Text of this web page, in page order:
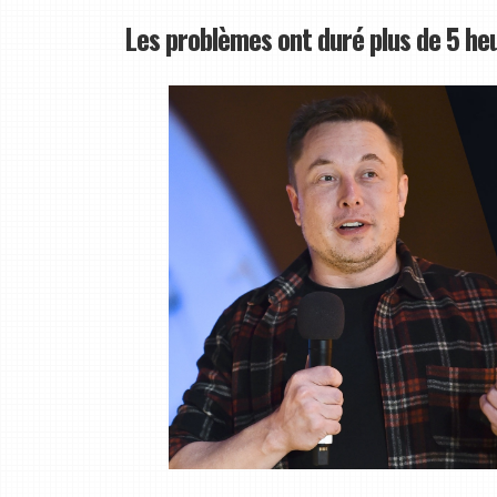
Les problèmes ont duré plus de 5